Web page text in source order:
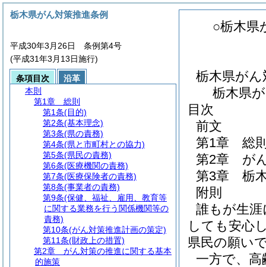
○栃木県
栃木県が
栃木県
目次
前文
第1章
総
第2章
が
第3章
栃
附則
誰もが生
しても安心
県民の願い
一方で、
栃木県がん対策推進条例
平成30年3月26日 条例第4号
(平成31年3月13日施行)
条項目次
沿革
本則
第1章
総則
第1条(目的)
第2条(基本理念)
第3条(県の責務)
第4条(県と市町村との協力)
第5条(県民の責務)
第6条(医療機関の責務)
第7条(医療保険者の責務)
第8条(事業者の責務)
第9条(保健、福祉、雇用、教育等
に関する業務を行う関係機関等の
責務)
第10条(がん対策推進計画の策定)
第11条(財政上の措置)
第2章
がん対策の推進に関する基本
的施策